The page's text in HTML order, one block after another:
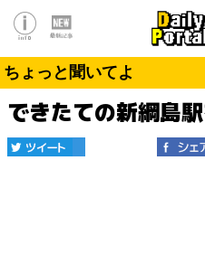
ちょっと聞いてよ
できたての新綱島